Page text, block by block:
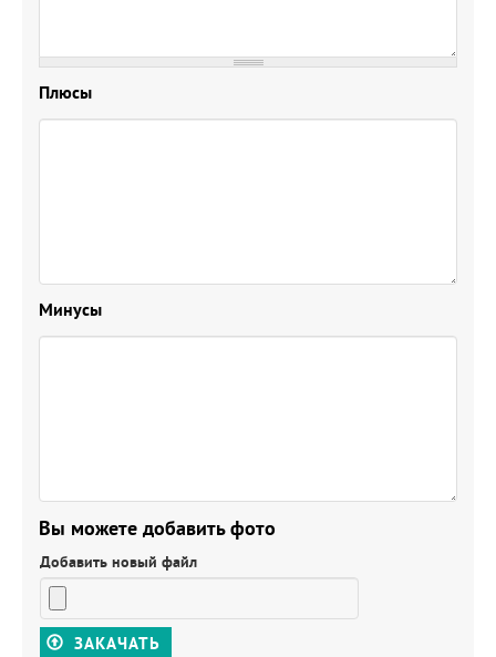
Плюсы
Минусы
Вы можете добавить фото
Добавить новый файл
ЗАКАЧАТЬ